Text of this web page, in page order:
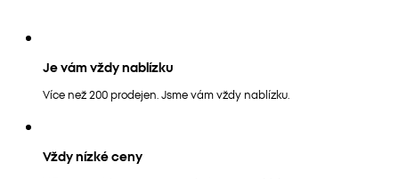
Je vám vždy nablízku
Více než 200 prodejen. Jsme vám vždy nablízku.
Vždy nízké ceny